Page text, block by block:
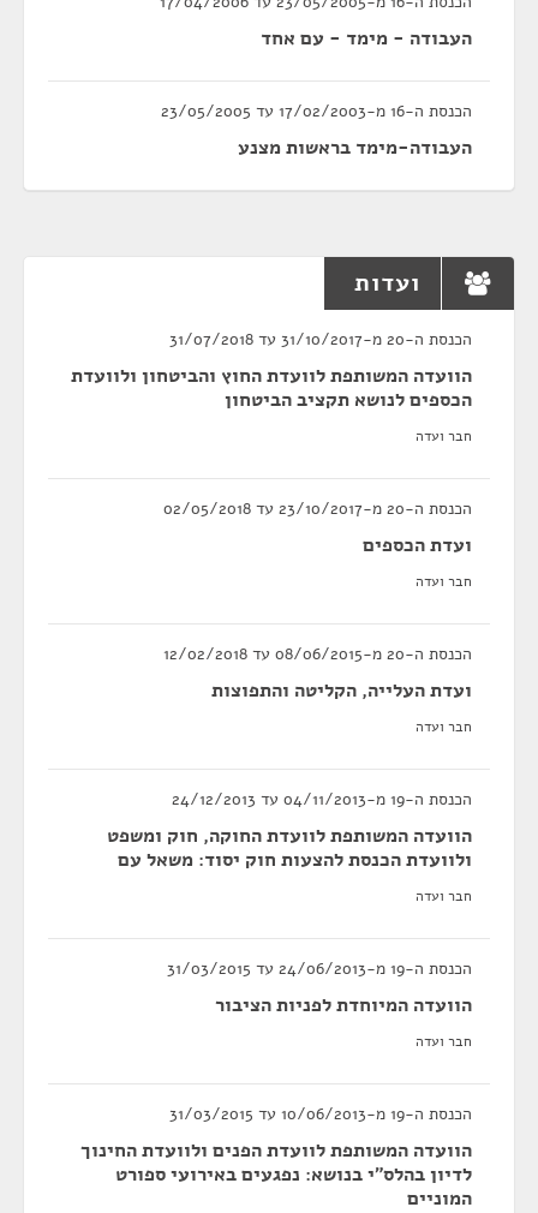
העבודה - מימד - עם אחד
הכנסת ה-16 מ-17/02/2003 עד 23/05/2005
העבודה-מימד בראשות מצנע
ועדות
הכנסת ה-20 מ-31/10/2017 עד 31/07/2018
הוועדה המשותפת לוועדת החוץ והביטחון ולוועדת
הכספים לנושא תקציב הביטחון
חבר ועדה
הכנסת ה-20 מ-23/10/2017 עד 02/05/2018
ועדת הכספים
חבר ועדה
הכנסת ה-20 מ-08/06/2015 עד 12/02/2018
ועדת העלייה, הקליטה והתפוצות
חבר ועדה
הכנסת ה-19 מ-04/11/2013 עד 24/12/2013
הוועדה המשותפת לוועדת החוקה, חוק ומשפט
ולוועדת הכנסת להצעות חוק יסוד: משאל עם
חבר ועדה
הכנסת ה-19 מ-24/06/2013 עד 31/03/2015
הוועדה המיוחדת לפניות הציבור
חבר ועדה
הכנסת ה-19 מ-10/06/2013 עד 31/03/2015
הוועדה המשותפת לוועדת הפנים ולוועדת החינוך
לדיון בהלס"י בנושא: נפגעים באירועי ספורט
המוניים